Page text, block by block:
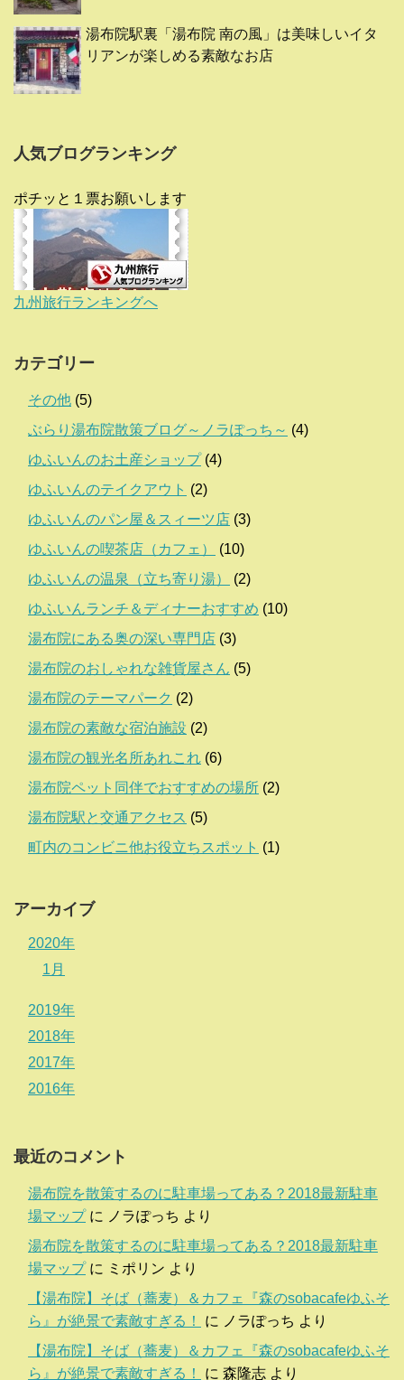
湯布院駅裏「湯布院 南の風」は美味しいイタ
リアンが楽しめる素敵なお店
人気ブログランキング
ポチッと１票お願いします
九州旅行ランキングへ
カテゴリー
その他 (5)
ぶらり湯布院散策ブログ～ノラぽっち～ (4)
ゆふいんのお土産ショップ(4)
ゆふいんのテイクアウト (2)
ゆふいんのパン屋＆スィーツ店 (3)
ゆふいんの喫茶店（カフェ）
(10)
ゆふいんの温泉（立ち寄り湯）
(2)
ゆふいんランチ＆ディナーおすすめ (10)
湯布院にある奥の深い専門店 (3)
湯布院のおしゃれな雑貨屋さん (5)
湯布院のテーマパーク (2)
湯布院の素敵な宿泊施設 (2)
湯布院の観光名所あれこれ (6)
湯布院ペット同伴でおすすめの場所 (2)
湯布院駅と交通アクセス (5)
町内のコンビニ他お役立ちスポット (1)
アーカイブ
2020年
1月
2019年
2018年
2017年
2016年
最近のコメント
湯布院を散策するのに駐車場ってある？2018最新駐車
場マップに ノラぽっち より
湯布院を散策するのに駐車場ってある？2018最新駐車
場マップに ミポリン より
【湯布院】そば（蕎麦）＆カフェ『森のsobacafeゆふそ
ら』が絶景で素敵すぎる！
に ノラぽっち より
【湯布院】そば（蕎麦）＆カフェ『森のsobacafeゆふそ
ら』が絶景で素敵すぎる！
に 森隆志 より